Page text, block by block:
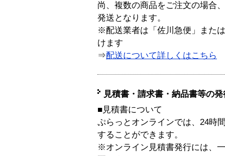
尚、複数の商品をご注文の場合
発送となります。
※配送業者は「佐川急便」また
けます
⇒配送について詳しくはこちら
見積書・請求書・納品書等の
■見積書について
ぷらっとオンラインでは、24時
することができます。
※オンライン見積書発行には、